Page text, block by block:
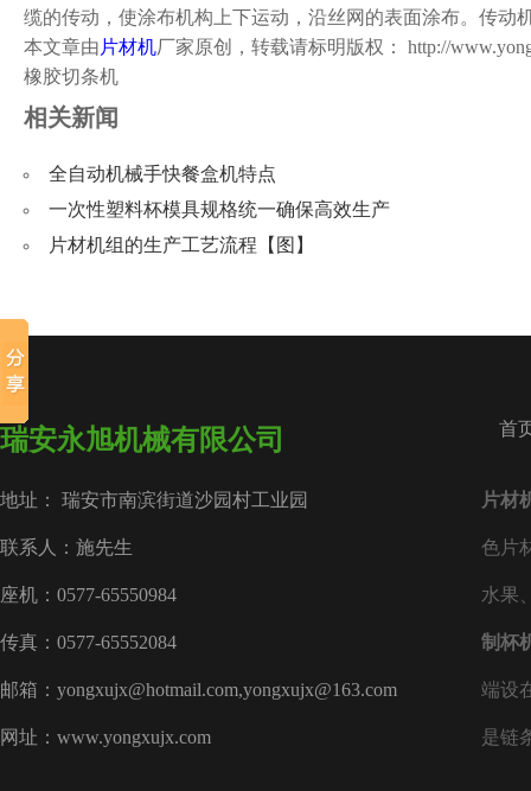
缆的传动，使涂布机构上下运动，沿丝网的表面涂布。传
本文章由片材机厂家原创，转载请标明版权： http://
橡胶切条机
相关新闻
全自动机械手快餐盒机特点
一次性塑料杯模具规格统一确保高效生产
片材机组的生产工艺流程【图】
瑞安永旭机械有限公司
地址： 瑞安市南滨街道沙园村工业园
联系人：施先生
座机：0577-65550984
传真：0577-65552084
邮箱：yongxujx@hotmail.com,yongxujx@163.com
网址：www.yongxujx.com
首
片材
色片
水果
制杯
端设
是链